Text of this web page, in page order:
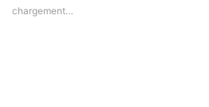
chargement…